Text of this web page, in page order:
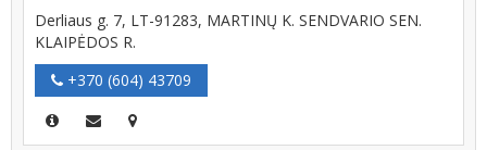
Derliaus g. 7, LT-91283, MARTINŲ K. SENDVARIO SEN.
KLAIPĖDOS R.
+370 (604) 43709